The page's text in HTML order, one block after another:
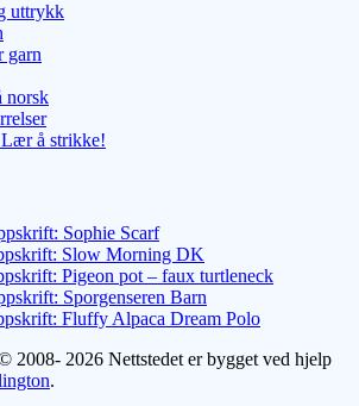
uttrykk
garn
norsk
å strikke!
Sophie Scarf
Slow Morning DK
Pigeon pot – faux turtleneck
Sporgenseren Barn
Fluffy Alpaca Dream Polo
2008- 2026 Nettstedet er bygget ved hjelp
.